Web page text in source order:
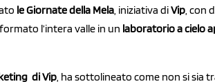
le Giornate della Mela , iniziativa diVip , con
l’intera valle in un laboratorio a cielo
di Vip , ha sottolineato come non si sia